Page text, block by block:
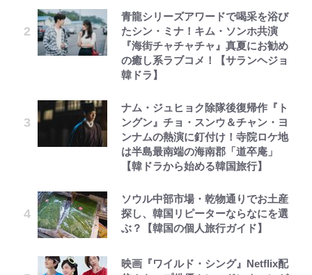
青龍シリーズアワードで喝采を浴び
たシン・ミナ！キム・ソンホ共演
『海街チャチャチャ』真夏にお勧め
の癒し系ラブコメ！【サランヘジョ
韓ドラ】
ナム・ジュヒョク除隊後復帰作『ト
ングン』チョ・スンウ＆チャン・ヨ
ンナムの熱演に釘付け！寺院ロケ地
は半島最南端の海南郡「道卒庵」
【韓ドラから始める韓国旅行】
ソウル中部市場・乾物通りでお土産
探し、韓国リピーターならなにを選
ぶ？【韓国の個人旅行ガイド】
映画『ワイルド・シング』Netflix配